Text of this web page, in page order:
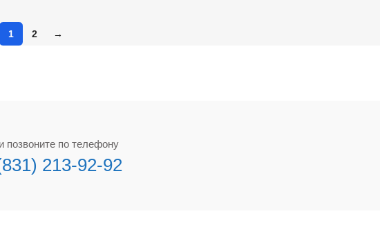
1 2 →
позвоните по телефону
213-92-92